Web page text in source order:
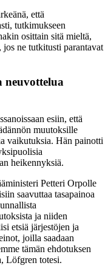
että
tutkimukseen
osittain sitä mieltä,
ne tutkitusti parantavat
neuvottelua
esiin, että
muutoksille
vaikutuksia. Hän painotti
heikennyksiä.
Petteri Orpolle
saavuttaa tasapainoa
ja niiden
etsiä järjestöjen ja
joilla saadaan
tämän ehdotuksen
Löfgren totesi.